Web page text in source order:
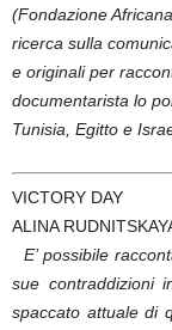
(Fondazione
ricerca sulla
e originali per
documentarista lo
Tunisia, Egitto e
VICTORY DAY
ALINA
E’ possibile
sue contraddizioni
spaccato attuale di